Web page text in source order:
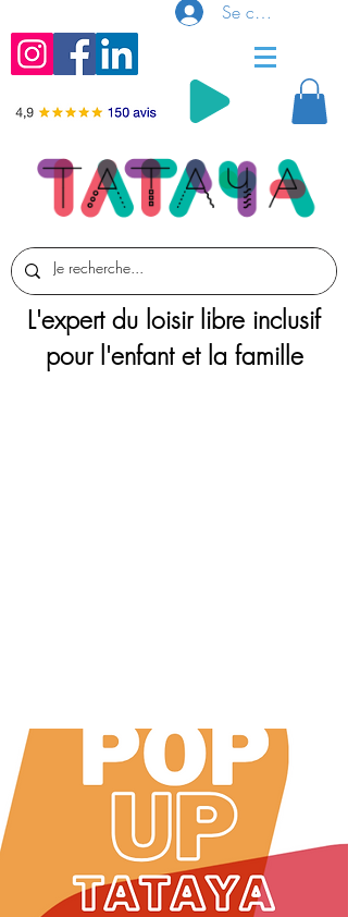
Se connecter
L'expert du loisir libre inclusif
pour l'enfant et la famille